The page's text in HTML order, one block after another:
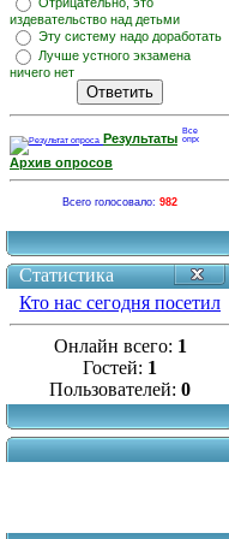
издевательство над детьми
Эту систему надо доработать
Лучше устного экзамена
ничего нет
Результаты
Архив опросов
Всего голосовало: 982
Статистика
Кто нас сегодня посетил
Онлайн всего: 1
Гостей: 1
Пользователей: 0